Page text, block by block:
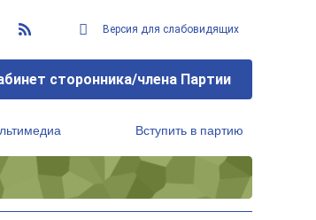
Версия для слабовидящих
сторонника/члена Партии
Вступить в партию